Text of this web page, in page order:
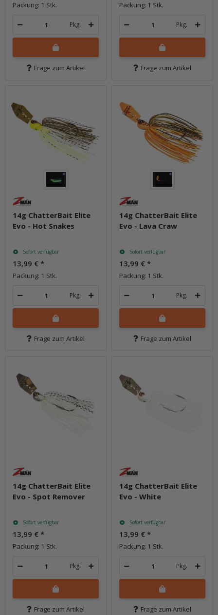
Packung: 1 Stk.
Pkg.
Frage zum Artikel
Packung: 1 Stk.
Pkg.
Frage zum Artikel
14g ChatterBait Elite
Evo - Hot Snakes
Sofort verfügbar
13,99 € *
Packung: 1 Stk.
Pkg.
Frage zum Artikel
14g ChatterBait Elite
Evo - Lava Craw
Sofort verfügbar
13,99 € *
Packung: 1 Stk.
Pkg.
Frage zum Artikel
14g ChatterBait Elite
Evo - Spot Remover
Sofort verfügbar
13,99 € *
Packung: 1 Stk.
Pkg.
Frage zum Artikel
14g ChatterBait Elite
Evo - White
Sofort verfügbar
13,99 € *
Packung: 1 Stk.
Pkg.
Frage zum Artikel